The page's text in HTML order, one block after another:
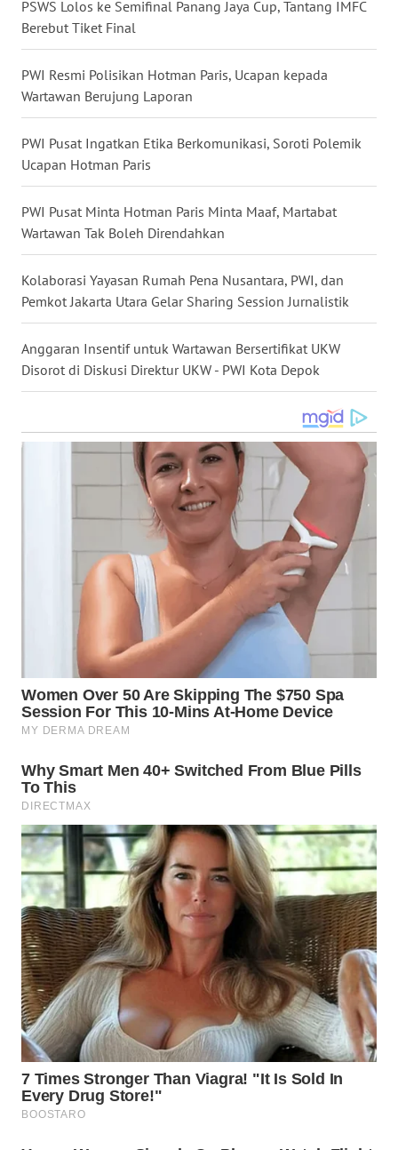
PSWS Lolos ke Semifinal Panang Jaya Cup, Tantang IMFC
Berebut Tiket Final
PWI Resmi Polisikan Hotman Paris, Ucapan kepada
Wartawan Berujung Laporan
PWI Pusat Ingatkan Etika Berkomunikasi, Soroti Polemik
Ucapan Hotman Paris
PWI Pusat Minta Hotman Paris Minta Maaf, Martabat
Wartawan Tak Boleh Direndahkan
Kolaborasi Yayasan Rumah Pena Nusantara, PWI, dan
Pemkot Jakarta Utara Gelar Sharing Session Jurnalistik
Anggaran Insentif untuk Wartawan Bersertifikat UKW
Disorot di Diskusi Direktur UKW - PWI Kota Depok
WN
JOGJA
WN
JATIM
WN
BALI
WN
KALBAR
WN
KALTENG
KALTARA
WN
GORONTALO
SULUT
WN
MALUKU
WN
MALUT
WN
DAIRI
WN
DANAU
TOBA
WN
NIAS